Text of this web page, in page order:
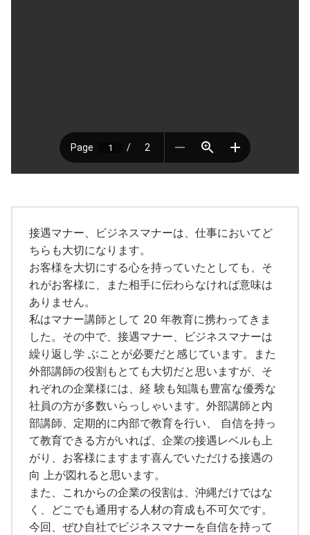
接遇マナー、ビジネスマナーは、仕事においてど
ちらも大切になります。
お客様を大切にする心を持っていたとしても、そ
れがお客様に、また相手に伝わらなければ意味は
ありません。
私はマナー講師として 20 年教育に携わってきま
した。その中で、接遇マナー、ビジネスマナーは
繰り返し学 ぶことが必要だと感じています。また
外部講師の役割もとても大切だと思いますが、そ
れぞれの企業様には、経 験も知識も豊富な優秀な
社員の方が多数いらっしゃいます。外部講師と内
部講師、定期的に内部で教育を行い、 自信を持っ
て教育できる方がいれば、企業の接遇レベルも上
がり、お客様にますます喜んでいただける接遇の
向 上が図れると思います。
また、これからの企業の役割は、沖縄だけではな
く、どこでも通用する人材の育成も不可欠です。
今回、ぜひ自社でビジネスマナーを自信を持って